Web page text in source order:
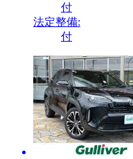
付
法定整備:
付